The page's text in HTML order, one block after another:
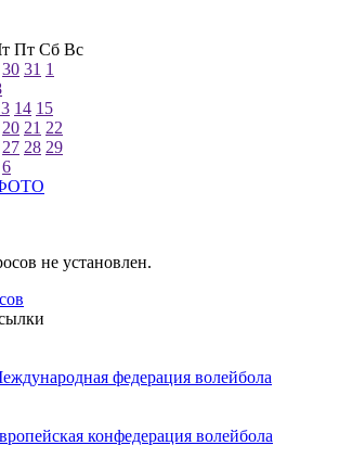
Пт Сб Вс
30 31 1
14 15
20 21 22
27 28 29
6
не установлен.
федерация волейбола
конфедерация волейбола